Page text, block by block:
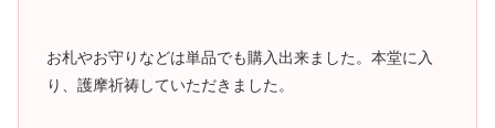
お札やお守りなどは単品でも購入出来ました。本堂に入
り、護摩祈祷していただきました。